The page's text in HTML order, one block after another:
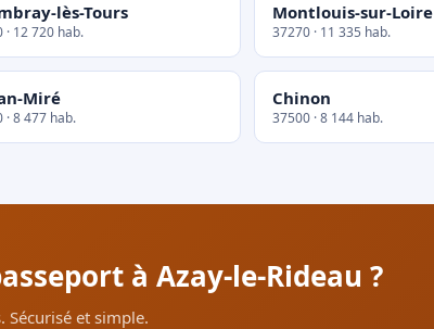
lès-Tours
· 12 720 hab.
Montlouis-sur-Loire
37270 · 11 335 hab.
Miré
· 8 477 hab.
Chinon
37500 · 8 144 hab.
à Azay-le-Rideau ?
et simple.